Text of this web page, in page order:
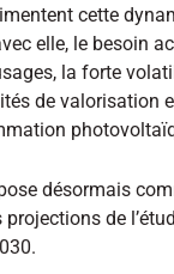
cette
elle, le besoin
la forte
de valorisation
désormais
de